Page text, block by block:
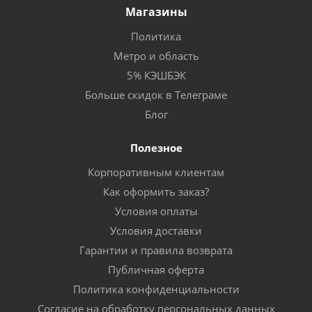
Магазины
Политика
Метро и область
5% КЭШБЭК
Больше скидок в Телеграме
Блог
Полезное
Корпоративным клиентам
Как оформить заказ?
Условия оплаты
Условия доставки
Гарантии и правила возврата
Публичная оферта
Политика конфиденциальности
Согласие на обработку персональных данных